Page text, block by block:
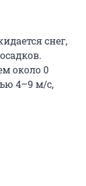
снег,
около 0
4–9 м/с,